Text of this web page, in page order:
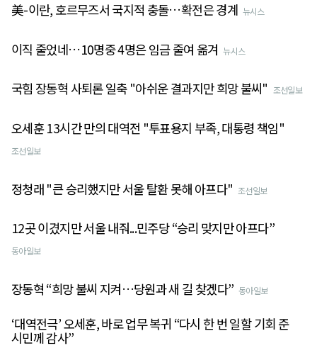
美-이란, 호르무즈서 국지적 충돌…확전은 경계 뉴시스
이직 줄었네…10명중 4명은 임금 줄여 옮겨 뉴시스
국힘 장동혁 사퇴론 일축 "아쉬운 결과지만 희망 불씨" 조선일보
오세훈 13시간 만의 대역전 "투표용지 부족, 대통령 책임"
조선일보
정청래 "큰 승리했지만 서울 탈환 못해 아프다" 조선일보
12곳 이겼지만 서울 내줘...민주당 “승리 맞지만 아프다”
동아일보
장동혁 “희망 불씨 지켜…당원과 새 길 찾겠다” 동아일보
‘대역전극’ 오세훈, 바로 업무 복귀 “다시 한 번 일할 기회 준
시민께 감사”